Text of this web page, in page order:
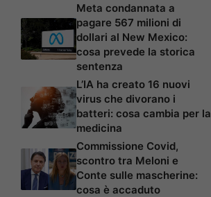
Meta condannata a
pagare 567 milioni di
dollari al New Mexico:
cosa prevede la storica
sentenza
L’IA ha creato 16 nuovi
virus che divorano i
batteri: cosa cambia per la
medicina
Commissione Covid,
scontro tra Meloni e
Conte sulle mascherine:
cosa è accaduto